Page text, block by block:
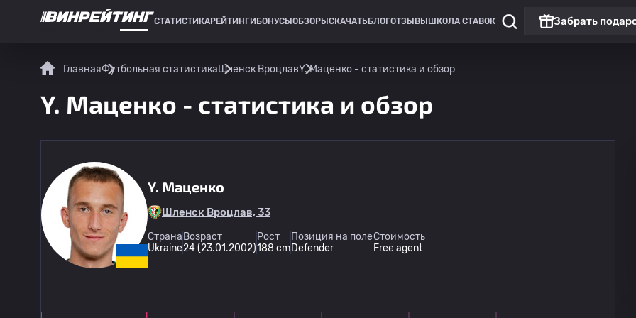
СТАТИСТИКАРЕЙТИНГИ БОНУСЫ ОБЗОРЫ СКАЧАТЬ БЛОГОТЗЫВЫ ШКОЛА СТАВОК Забрать
ГлавнаяФутбольная статистикаШленск ВроцлавY. Маценко - статистика и обзор
Y. Маценко - статистика и обзор
Y. Маценко
Шленск Вроцлав, 33
Страна
Ukraine
Возраст
24 (23.01.2002)
Рост
188 cm
Позиция на поле
Defender
Стоимость
Free agent